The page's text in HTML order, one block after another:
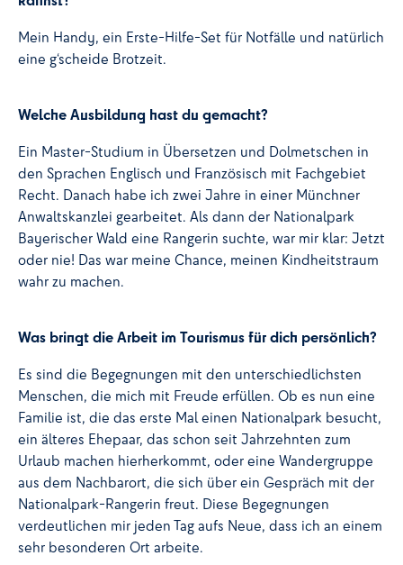
Mein Handy, ein Erste-Hilfe-Set für Notfälle und natürlich
eine g‘scheide Brotzeit.
Welche Ausbildung hast du gemacht?
Ein Master-Studium in Übersetzen und Dolmetschen in
den Sprachen Englisch und Französisch mit Fachgebiet
Recht. Danach habe ich zwei Jahre in einer Münchner
Anwaltskanzlei gearbeitet. Als dann der Nationalpark
Bayerischer Wald eine Rangerin suchte, war mir klar: Jetzt
oder nie! Das war meine Chance, meinen Kindheitstraum
wahr zu machen.
Was bringt die Arbeit im Tourismus für dich persönlich?
Es sind die Begegnungen mit den unterschiedlichsten
Menschen, die mich mit Freude erfüllen. Ob es nun eine
Familie ist, die das erste Mal einen Nationalpark besucht,
ein älteres Ehepaar, das schon seit Jahrzehnten zum
Urlaub machen hierherkommt, oder eine Wandergruppe
aus dem Nachbarort, die sich über ein Gespräch mit der
Nationalpark-Rangerin freut. Diese Begegnungen
verdeutlichen mir jeden Tag aufs Neue, dass ich an einem
sehr besonderen Ort arbeite.